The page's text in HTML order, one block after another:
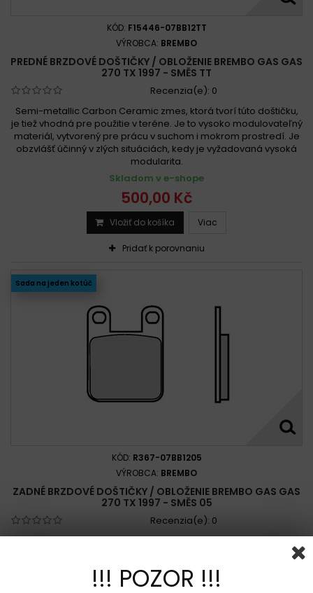
KÓD: F15446-07BB12TT
VÝROBCA: BREMBO
PREDNÉ BRZDOVÉ DOŠTIČKY / OBLOŽENIE BREMBO GAS GAS
270 TX 1997 - SMĚS TT
Recenzia(e): 0
Semi-metallic Carbon Ceramic zmes, ktorá tvorí túto doštičku,
je tiež vhodná pre použitie v teréne. Je to vysoko modulovateľný
materiál, vytvorený pre prácu v suchom i mokrom prostredí. Je
obzvlášť účinný v zlých situáciách, kedy je vyžadovaná vysoká
modularita.
Skladom v e-shope
500,00 Kč
Vložiť do košíka Viac
Pridať k porovnaniu
Sada na jeden kotúč
KÓD: R367-07BB1205
VÝROBCA: BREMBO
ZADNÉ BRZDOVÉ DOŠTIČKY / OBLOŽENIE BREMBO GAS GAS
270 TX 1997 - SMĚS 05
Recenzia(e): 0
Jedná sa o sintrovaný materiál vyvinutý spoločnosťou Brembo
ako OEM produkt. Katalógový kód presne zodpovedá materiálu
doštičky sú k dispozícii v rôznych zmesiach, z ktorých každá sa
!!! POZOR !!!